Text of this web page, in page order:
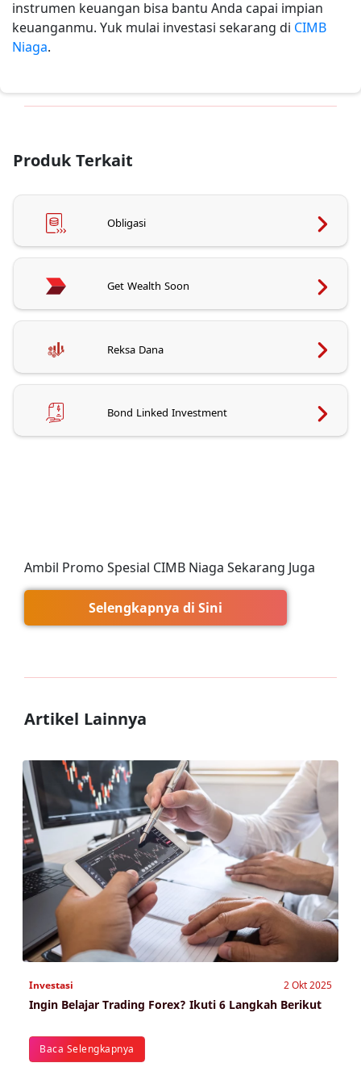
instrumen keuangan bisa bantu Anda capai impian
keuanganmu. Yuk mulai investasi sekarang di CIMB
Niaga.
Produk Terkait
Obligasi
Get Wealth Soon
Reksa Dana
Bond Linked Investment
Ambil Promo Spesial CIMB Niaga Sekarang Juga
Selengkapnya di Sini
Artikel Lainnya
Investasi 2 Okt 2025
Ingin Belajar Trading Forex? Ikuti 6 Langkah Berikut
Baca Selengkapnya